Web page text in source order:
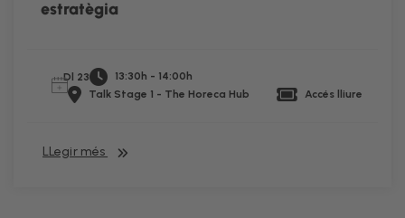
estratègia
Dl 23
13:30h - 14:00h
Talk Stage 1 - The Horeca Hub
Accés lliure
LLegir més